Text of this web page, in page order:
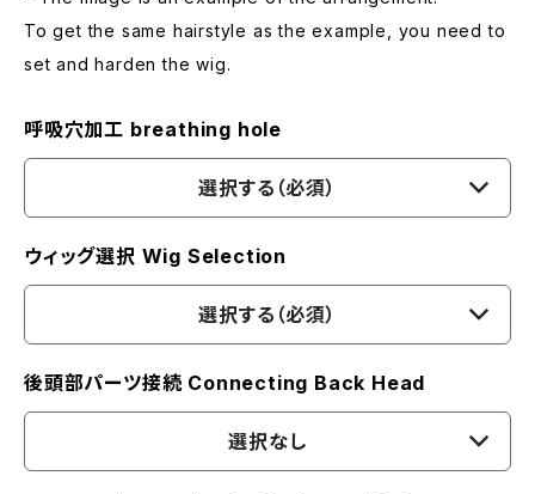
To get the same hairstyle as the example, you need to
set and harden the wig.
呼吸穴加工 breathing hole
選択する（必須）
ウィッグ選択 Wig Selection
選択する（必須）
後頭部パーツ接続 Connecting Back Head
選択なし